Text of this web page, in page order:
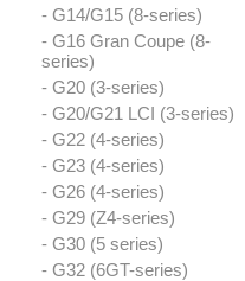
- G14/G15 (8-series)
- G16 Gran Coupe (8-
series)
- G20 (3-series)
- G20/G21 LCI (3-series)
- G22 (4-series)
- G23 (4-series)
- G26 (4-series)
- G29 (Z4-series)
- G30 (5 series)
- G32 (6GT-series)